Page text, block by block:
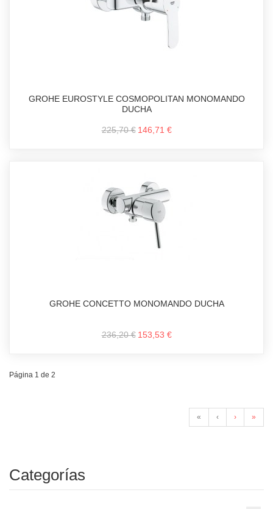
GROHE EUROSTYLE COSMOPOLITAN MONOMANDO
DUCHA
225,70 € 146,71 €
GROHE CONCETTO MONOMANDO DUCHA
236,20 € 153,53 €
Página 1 de 2
« ‹ › »
Categorías